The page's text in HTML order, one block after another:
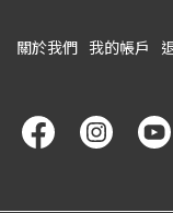
關於我們 我的帳戶